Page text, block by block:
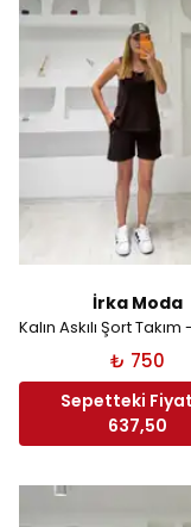
İrka Moda
₺ 750
Sepetteki
637,50